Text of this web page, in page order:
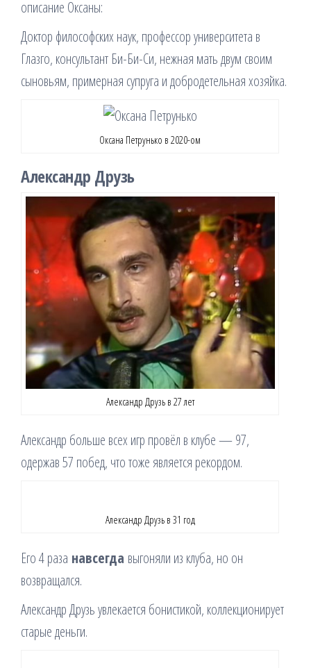
описание Оксаны:
Доктор философских наук, профессор университета в
Глазго, консультант Би-Би-Си, нежная мать двум своим
сыновьям, примерная супруга и добродетельная хозяйка.
Оксана Петрунько в 2020-ом
Александр Друзь
Александр Друзь в 27 лет
Александр больше всех игр провёл в клубе — 97,
одержав 57 побед, что тоже является рекордом.
Александр Друзь в 31 год
Его 4 раза навсегда выгоняли из клуба, но он
возвращался.
Александр Друзь увлекается бонистикой, коллекционирует
старые деньги.